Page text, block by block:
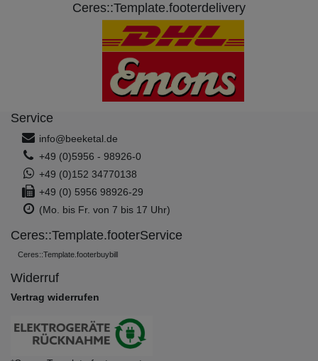
Ceres::Template.footerdelivery
Service
info@beeketal.de
+49 (0)5956 - 98926-0
+49 (0)152 34770138
+49 (0) 5956 98926-29
(Mo. bis Fr. von 7 bis 17 Uhr)
Ceres::Template.footerService
Ceres::Template.footerbuybill
Widerruf
Vertrag widerrufen